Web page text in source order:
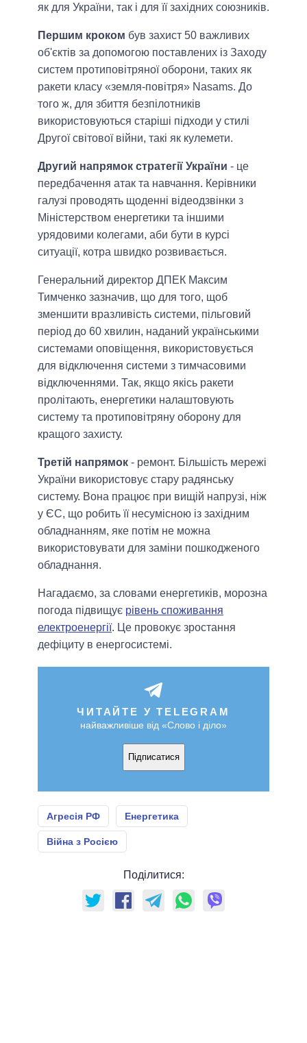
як для України, так і для її західних союзників.
Першим кроком був захист 50 важливих
об'єктів за допомогою поставлених із Заходу
систем протиповітряної оборони, таких як
ракети класу «земля-повітря» Nasams. До
того ж, для збиття безпілотників
використовуються старіші підходи у стилі
Другої світової війни, такі як кулемети.
Другий напрямок стратегії України - це
передбачення атак та навчання. Керівники
галузі проводять щоденні відеодзвінки з
Міністерством енергетики та іншими
урядовими колегами, аби бути в курсі
ситуації, котра швидко розвивається.
Генеральний директор ДПЕК Максим
Тимченко зазначив, що для того, щоб
зменшити вразливість системи, пільговий
період до 60 хвилин, наданий українськими
системами оповіщення, використовується
для відключення системи з тимчасовими
відключеннями. Так, якщо якісь ракети
пролітають, енергетики налаштовують
систему та протиповітряну оборону для
кращого захисту.
Третій напрямок - ремонт. Більшість мережі
України використовує стару радянську
систему. Вона працює при вищій напрузі, ніж
у ЄС, що робить її несумісною із західним
обладнанням, яке потім не можна
використовувати для заміни пошкодженого
обладнання.
Нагадаємо, за словами енергетиків, морозна
погода підвищує рівень споживання
електроенергії. Це провокує зростання
дефіциту в енергосистемі.
ЧИТАЙТЕ У TELEGRAM
найважливіше від «Слово і діло»
Підписатися
Агресія РФ Енергетика
Війна з Росією
Поділитися: